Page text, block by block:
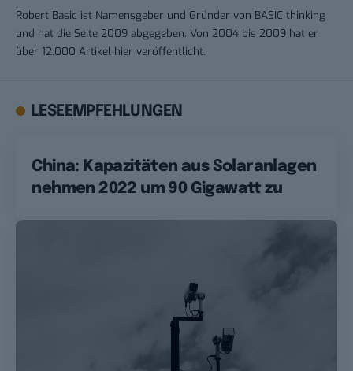
Robert Basic ist Namensgeber und Gründer von BASIC thinking
und hat die Seite 2009 abgegeben. Von 2004 bis 2009 hat er
über 12.000 Artikel hier veröffentlicht.
LESEEMPFEHLUNGEN
China: Kapazitäten aus Solaranlagen
nehmen 2022 um 90 Gigawatt zu